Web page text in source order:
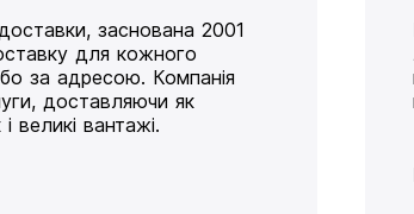
заснована 2001
для кожного
за адресою. Компанія
доставляючи як
великі вантажі.